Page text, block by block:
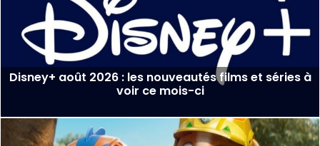
Disney+ août 2026 : les nouveautés films et séries à
voir ce mois-ci